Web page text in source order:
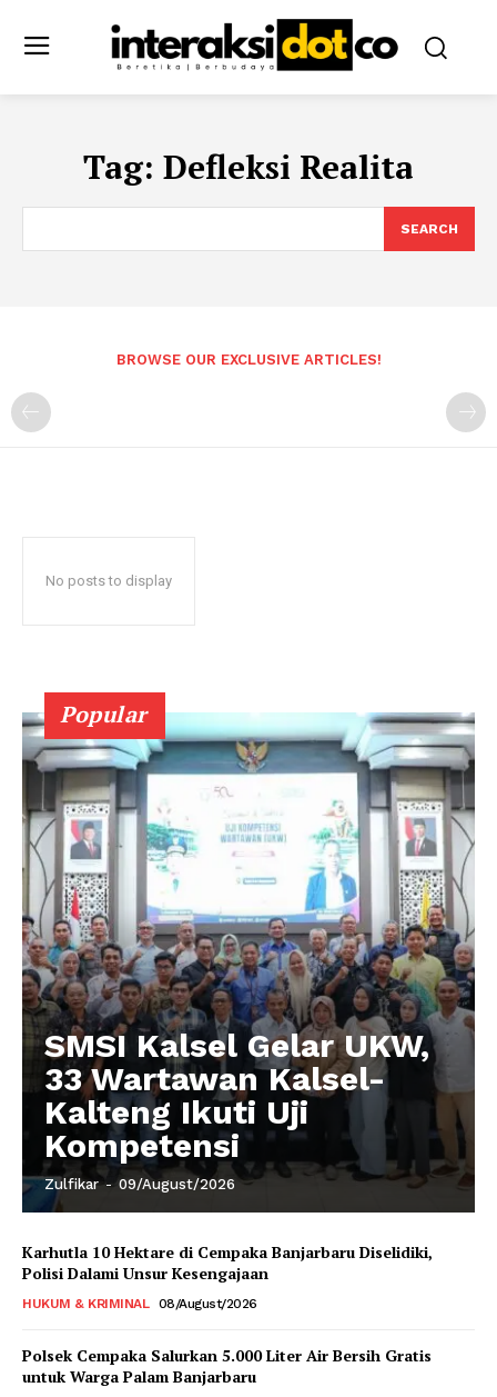
Tag: Defleksi Realita
SEARCH
BROWSE OUR EXCLUSIVE ARTICLES!
No posts to display
Popular
SMSI Kalsel Gelar UKW,
33 Wartawan Kalsel-
Kalteng Ikuti Uji
Kompetensi
Zulfikar - 09/August/2026
Karhutla 10 Hektare di Cempaka Banjarbaru Diselidiki,
Polisi Dalami Unsur Kesengajaan
HUKUM & KRIMINAL 08/August/2026
Polsek Cempaka Salurkan 5.000 Liter Air Bersih Gratis
untuk Warga Palam Banjarbaru